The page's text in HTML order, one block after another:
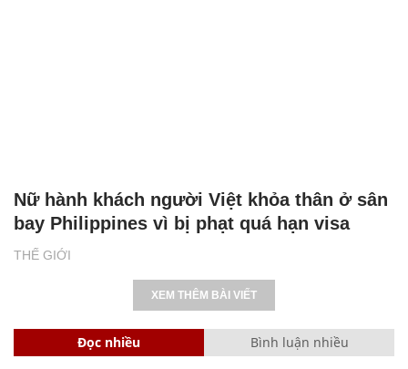
THẾ GIỚI
Nữ hành khách người Việt khỏa thân ở sân
bay Philippines vì bị phạt quá hạn visa
XEM THÊM BÀI VIẾT
Đọc nhiều Bình luận nhiều